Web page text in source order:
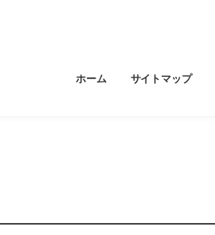
ホーム サイトマップ